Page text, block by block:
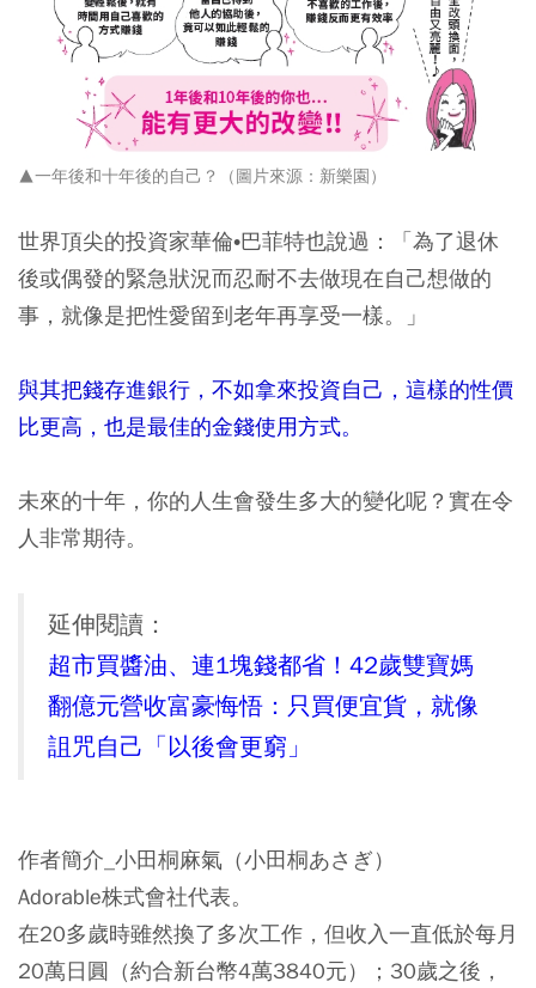
▲一年後和十年後的自己？（圖片來源：新樂園）
世界頂尖的投資家華倫•巴菲特也說過：「為了退休
後或偶發的緊急狀況而忍耐不去做現在自己想做的
事，就像是把性愛留到老年再享受一樣。」
與其把錢存進銀行，不如拿來投資自己，這樣的性價
比更高，也是最佳的金錢使用方式。
未來的十年，你的人生會發生多大的變化呢？實在令
人非常期待。
延伸閱讀：
超市買醬油、連1塊錢都省！42歲雙寶媽
翻億元營收富豪悔悟：只買便宜貨，就像
詛咒自己「以後會更窮」
作者簡介_小田桐麻氣（小田桐あさぎ）
Adorable株式會社代表。
在20多歲時雖然換了多次工作，但收入一直低於每月
20萬日圓（約合新台幣4萬3840元）；30歲之後，